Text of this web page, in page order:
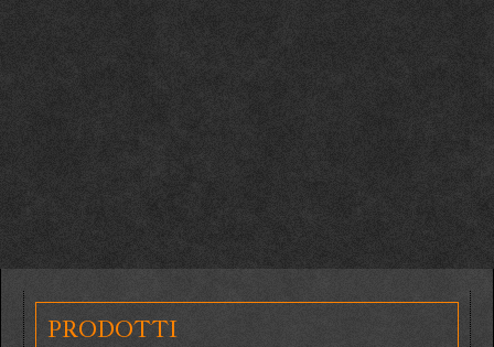
PRODOTTI